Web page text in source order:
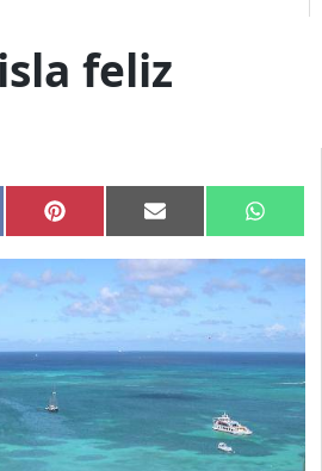
feliz
Compartir
en
Pinterest Compartir
en
Email
en